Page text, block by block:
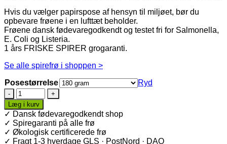
Hvis du vælger papirspose af hensyn til miljøet, bør du
opbevare frøene i en lufttæt beholder.
Frøene dansk fødevaregodkendt og testet fri for Salmonella,
E. Coli og Listeria.
1 års FRISKE SPIRER grogaranti.
Se alle spirefrø i shoppen >
Posestørrelse
Ryd
Kikærter
·
Økologiske
spirefrø
antal
Læg i kurv
✓ Dansk fødevaregodkendt shop
✓ Spiregaranti på alle frø
✓ Økologisk certificerede frø
✓ Fragt 1-3 hverdage GLS · PostNord · DAO